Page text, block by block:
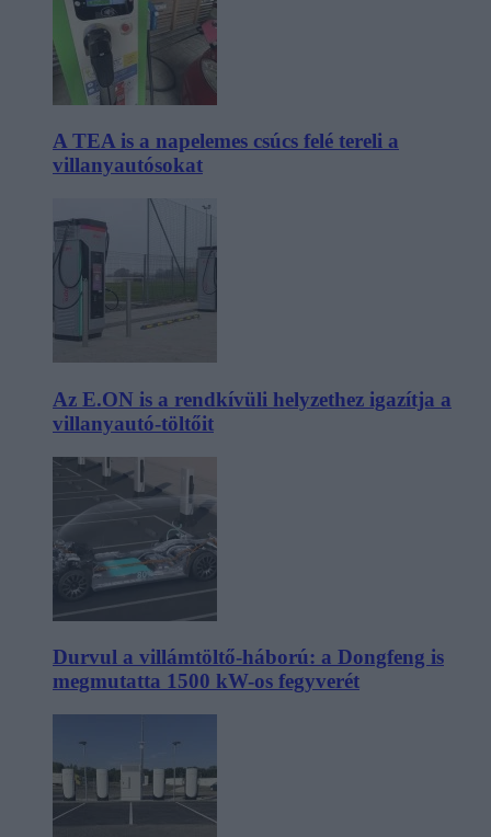
A TEA is a napelemes csúcs felé tereli a
villanyautósokat
Az E.ON is a rendkívüli helyzethez igazítja a
villanyautó-töltőit
Durvul a villámtöltő-háború: a Dongfeng is
megmutatta 1500 kW-os fegyverét